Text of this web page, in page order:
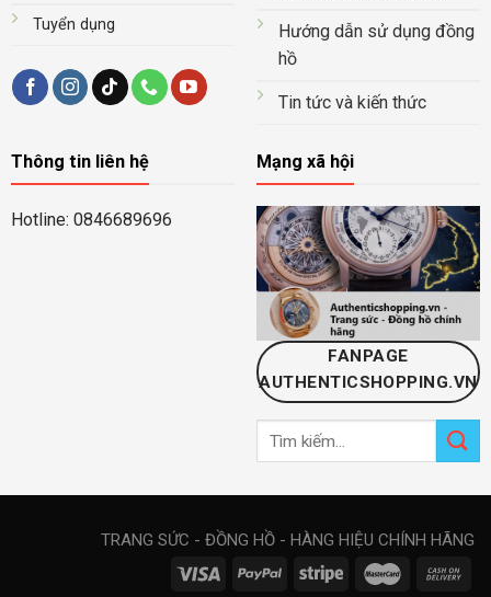
Tuyển dụng
Hướng dẫn sử dụng đồng
hồ
Tin tức và kiến thức
Thông tin liên hệ
Hotline: 0846689696
Mạng xã hội
FANPAGE
AUTHENTICSHOPPING.VN
Tìm
TRANG SỨC - ĐỒNG HỒ - HÀNG HIỆU CHÍNH HÃNG